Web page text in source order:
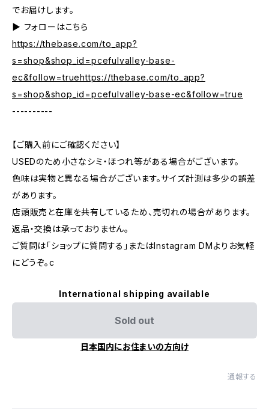
でお届けします。
▶︎ フォローはこちら
https://thebase.com/to_app?
s=shop&shop_id=pcefulvalley-base-
ec&follow=truehttps://thebase.com/to_app?
s=shop&shop_id=pcefulvalley-base-ec&follow=true
----------
【ご購入前にご確認ください】
USEDのため小さなシミ・ほつれ等がある場合がございます。
色味は実物と異なる場合がございます。サイズ計測は多少の誤差
があります。
店頭販売と在庫を共有しているため、売切れの場合があります。
返品・交換は承っておりません。
ご質問は「ショップに質問する」またはInstagram DMよりお気軽
にどうぞ。c
International shipping available
Sold out
日本国内にお住まいの方向け
通報する